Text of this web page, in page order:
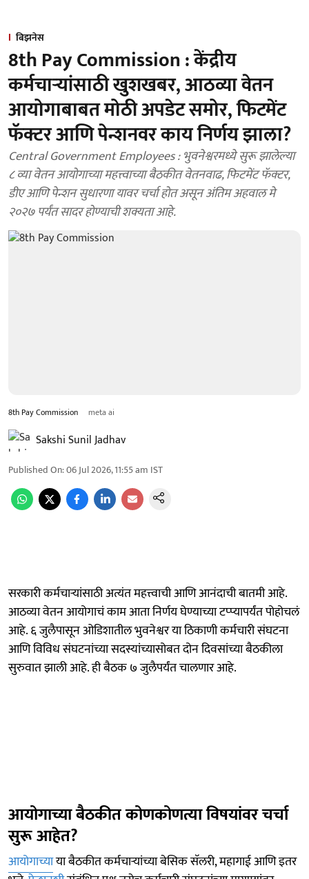
बिझनेस
8th Pay Commission : केंद्रीय
कर्मचाऱ्यांसाठी खुशखबर, आठव्या वेतन
आयोगाबाबत मोठी अपडेट समोर, फिटमेंट
फॅक्टर आणि पेन्शनवर काय निर्णय झाला?
Central Government Employees : भुवनेश्वरमध्ये सुरू झालेल्या
८ व्या वेतन आयोगाच्या महत्त्वाच्या बैठकीत वेतनवाढ, फिटमेंट फॅक्टर,
डीए आणि पेन्शन सुधारणा यावर चर्चा होत असून अंतिम अहवाल मे
२०२७ पर्यंत सादर होण्याची शक्यता आहे.
8th Pay Commission meta ai
Sakshi Sunil Jadhav
Published On:06 Jul 2026, 11:55 am IST
सरकारी कर्मचाऱ्यांसाठी अत्यंत महत्त्वाची आणि आनंदाची बातमी आहे.
आठव्या वेतन आयोगाचं काम आता निर्णय घेण्याच्या टप्प्यापर्यंत पोहोचलं
आहे. ६ जुलैपासून ओडिशातील भुवनेश्वर या ठिकाणी कर्मचारी संघटना
आणि विविध संघटनांच्या सदस्यांच्यासोबत दोन दिवसांच्या बैठकीला
सुरुवात झाली आहे. ही बैठक ७ जुलैपर्यंत चालणार आहे.
आयोगाच्या बैठकीत कोणकोणत्या विषयांवर चर्चा
सुरू आहेत?
आयोगाच्याया बैठकीत कर्मचाऱ्यांच्या बेसिक सॅलरी, महागाई आणि इतर